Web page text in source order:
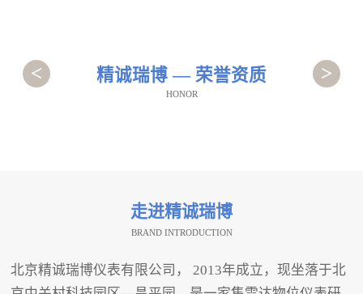
精诚瑞博 — 荣誉资质
HONOR
< >
走进精诚瑞博
BRAND INTRODUCTION
北京精诚瑞博仪表有限公司， 2013年成立，现坐落于北